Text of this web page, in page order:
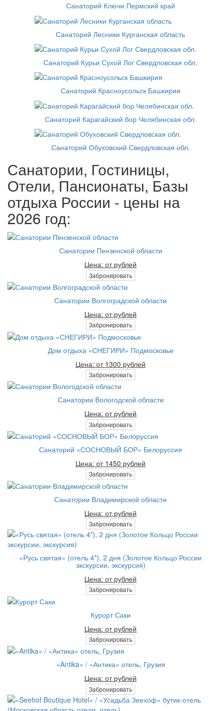
Санаторий Ключи Пермский край
Санаторий Лесники Курганская область
Санаторий Курьи Сухой Лог Свердловская обл.
Санаторий Красноусольск Башкирия
Санаторий Карагайский бор Челябинская обл.
Санаторий Обуховский Свердловская обл.
Санатории, Гостиницы,
Отели, Пансионаты, Базы
отдыха России - цены на
2026 год:
Санатории Пензенской области
Цена: от рублей
Забронировать
Санатории Волгоградской области
Цена: от рублей
Забронировать
Дом отдыха «СНЕГИРИ» Подмосковье
Цена: от 1300 рублей
Забронировать
Санатории Вологодской области
Цена: от рублей
Забронировать
Санаторий «СОСНОВЫЙ БОР» Белоруссия
Цена: от 1450 рублей
Забронировать
Санатории Владимирской области
Цена: от рублей
Забронировать
«Русь святая» (отель 4*), 2 дня (Золотое Кольцо России
экскурсии, экскурсия)
Цена: от рублей
Забронировать
Курорт Саки
Цена: от рублей
Забронировать
«Antika» / «Антика» отель, Грузия
Цена: от рублей
Забронировать